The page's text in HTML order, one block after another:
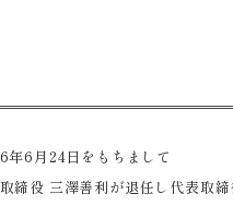
年6月24日をもちまして
締役 三澤善利が退任し代表取